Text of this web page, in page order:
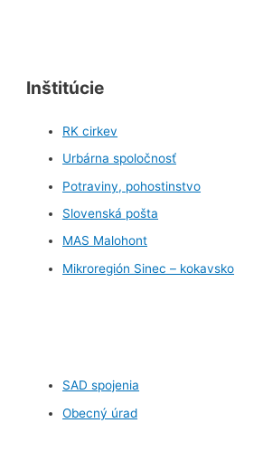
Inštitúcie
RK cirkev
Urbárna spoločnosť
Potraviny, pohostinstvo
Slovenská pošta
MAS Malohont
Mikroregión Sinec – kokavsko
SAD spojenia
Obecný úrad